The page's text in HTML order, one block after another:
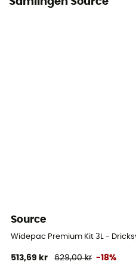
Source
Widepac Premium Kit 3L -
513,69 kr 629,00 kr -18%